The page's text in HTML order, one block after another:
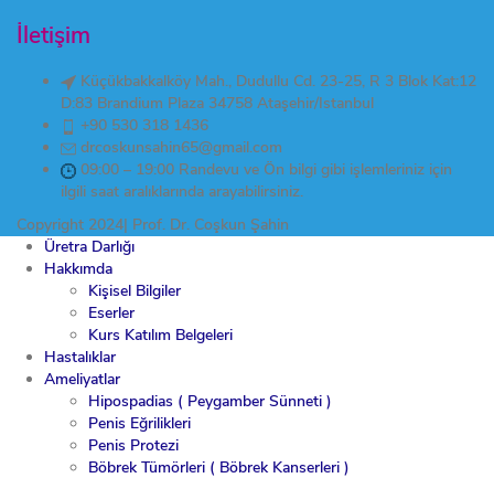
İletişim
Küçükbakkalköy Mah., Dudullu Cd. 23-25, R 3 Blok Kat:12
D:83 Brandium Plaza 34758 Ataşehir/Istanbul
+90 530 318 1436
drcoskunsahin65@gmail.com
09:00 – 19:00 Randevu ve Ön bilgi gibi işlemleriniz için
ilgili saat aralıklarında arayabilirsiniz.
Copyright 2024| Prof. Dr. Coşkun Şahin
Üretra Darlığı
Hakkımda
Kişisel Bilgiler
Eserler
Kurs Katılım Belgeleri
Hastalıklar
Ameliyatlar
Hipospadias ( Peygamber Sünneti )
Penis Eğrilikleri
Penis Protezi
Böbrek Tümörleri ( Böbrek Kanserleri )